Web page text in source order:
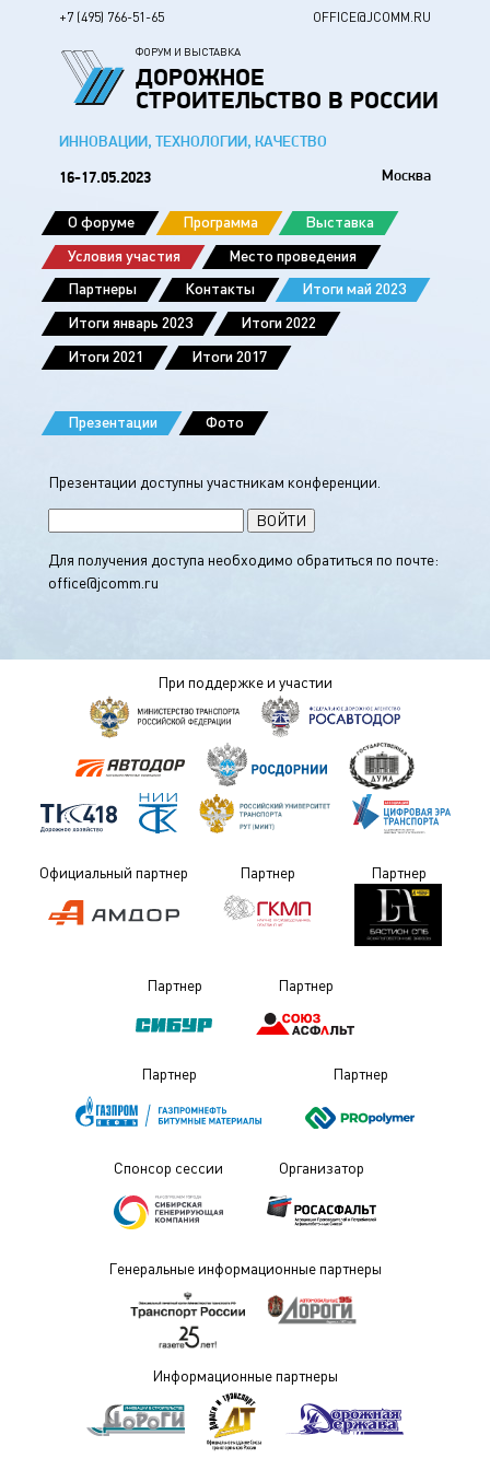
ФОРУМ И ВЫСТАВКА
+7 (495) 766-51-65 OFFICE@JCOMM.RU
ДОРОЖНОЕ
СТРОИТЕЛЬСТВО В РОССИИ
ИННОВАЦИИ, ТЕХНОЛОГИИ, КАЧЕСТВО
16-17 05.2023 Москва
О форуме Программа
Выставка
Условия участия
Место проведения
Партнеры
Контакты
Итоги май 2023
Итоги январь 2023
Итоги 2022
Итоги 2021
Итоги 2017
Презентации Фото
Презентации доступны участникам конференции.
Для получения доступа необходимо обратиться по почте:
office@jcomm.ru
При поддержке и участии
Официальный партнер Партнер Партнер
Партнер Партнер
Партнер Партнер
Спонсор сессии Организатор
Генеральные информационные партнеры
Информационные партнеры